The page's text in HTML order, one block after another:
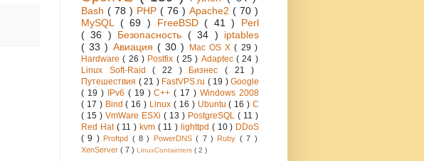
Bash ( 78 ) PHP ( 76 ) Apache2 ( 70 )
MySQL ( 69 ) FreeBSD( 41 ) Perl
( 36 ) Безопасность ( 34 ) iptables
( 33 ) Авиация ( 30 ) Mac OS X( 29 )
Hardware( 26 ) Postfix ( 25 ) Adaptec( 24 )
Linux Soft-Raid( 22 ) Бизнес( 21 )
Путешествия ( 21 ) FastVPS.ru ( 19 ) Google
( 19 )
IPv6 ( 19 )C++( 17 )Windows 2008
( 17 ) Bind( 16 ) Linux ( 16 ) Ubuntu( 16 )C
( 15 ) VmWare ESXi ( 13 ) PostgreSQL ( 11 )
Red Hat ( 11 ) kvm ( 11 ) lighttpd ( 10 ) DDoS
( 9 ) Proftpd ( 8 ) PowerDNS( 7 ) Ruby ( 7 )
XenServer ( 7 ) LinuxContainters ( 2 )